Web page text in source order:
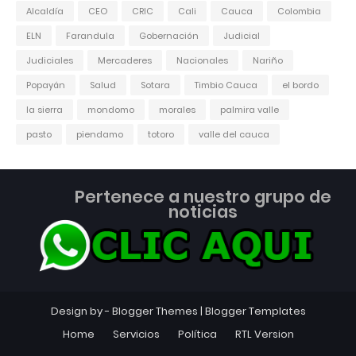
Alcaldía CEO CRIC Cali Cauca
Colombia
ELN
Farandula Gobernación
Judicial
Judiciales
Mercaderes Nacionales
Nariño
Popayán
Salud Sotara Timbio Cauca
el bordo
la sierra
mondomo morales
palmira valle
pasto
piendamo totoro valle del cauca
Pertenece a nuestro grupo de
noticias
Design by - Blogger Themes | Blogger Templates
Home
Servicios Política RTL Version